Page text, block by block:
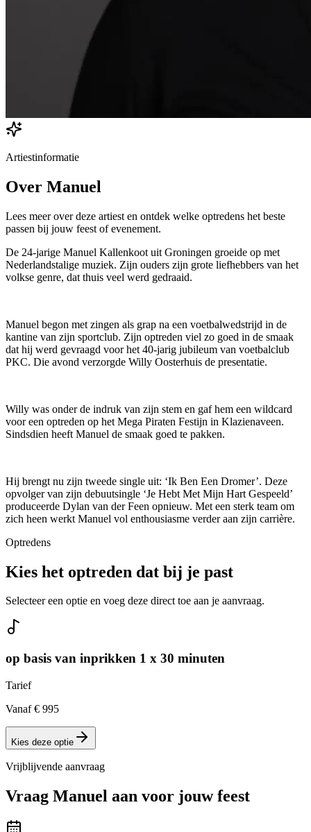
Artiestinformatie
Over Manuel
Lees meer over deze artiest en ontdek welke optredens het beste
passen bij jouw feest of evenement.
De 24-jarige Manuel Kallenkoot uit Groningen groeide op met
Nederlandstalige muziek. Zijn ouders zijn grote liefhebbers van het
volkse genre, dat thuis veel werd gedraaid.
Manuel begon met zingen als grap na een voetbalwedstrijd in de
kantine van zijn sportclub. Zijn optreden viel zo goed in de smaak
dat hij werd gevraagd voor het 40-jarig jubileum van voetbalclub
PKC. Die avond verzorgde Willy Oosterhuis de presentatie.
Willy was onder de indruk van zijn stem en gaf hem een wildcard
voor een optreden op het Mega Piraten Festijn in Klazienaveen.
Sindsdien heeft Manuel de smaak goed te pakken.
Hij brengt nu zijn tweede single uit: ‘Ik Ben Een Dromer’. Deze
opvolger van zijn debuutsingle ‘Je Hebt Met Mijn Hart Gespeeld’
produceerde Dylan van der Feen opnieuw. Met een sterk team om
zich heen werkt Manuel vol enthousiasme verder aan zijn carrière.
Optredens
Kies het optreden dat bij je past
Selecteer een optie en voeg deze direct toe aan je aanvraag.
op basis van inprikken 1 x 30 minuten
Tarief
Vanaf € 995
Kies deze optie
Vrijblijvende aanvraag
Vraag Manuel aan voor jouw feest